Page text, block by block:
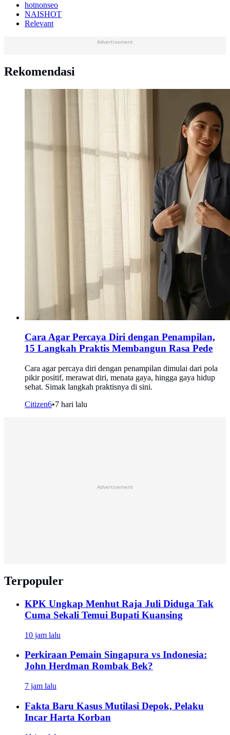
hotnonseo
NAISHOT
Relevant
Advertisement
Rekomendasi
Cara Agar Percaya Diri dengan Penampilan,
15 Langkah Praktis Membangun Rasa Pede
Cara agar percaya diri dengan penampilan dimulai dari pola
pikir positif, merawat diri, menata gaya, hingga gaya hidup
sehat. Simak langkah praktisnya di sini.
Citizen6•7 hari lalu
Advertisement
Terpopuler
KPK Ungkap Menhut Raja Juli Diduga Tak
Cuma Sekali Temui Bupati Kuansing
10 jam lalu
Perkiraan Pemain Singapura vs Indonesia:
John Herdman Rombak Bek?
7 jam lalu
Fakta Baru Kasus Mutilasi Depok, Pelaku
Incar Harta Korban